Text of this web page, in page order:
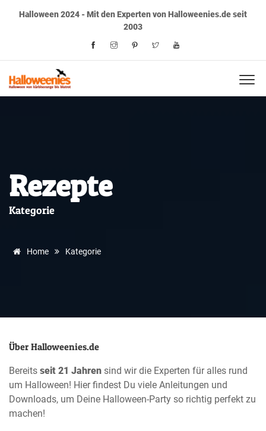
Halloween 2024 - Mit den Experten von Halloweenies.de seit
2003
Rezepte
Kategorie
Home Kategorie
Über Halloweenies.de
Bereits seit 21 Jahren sind wir die Experten für alles rund
um Halloween! Hier findest Du viele Anleitungen und
Downloads, um Deine Halloween-Party so richtig perfekt zu
machen!